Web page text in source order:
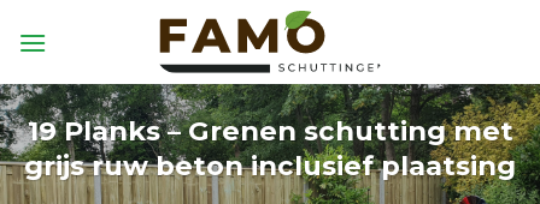
19 Planks – Grenen schutting met
grijs ruw beton inclusief plaatsing